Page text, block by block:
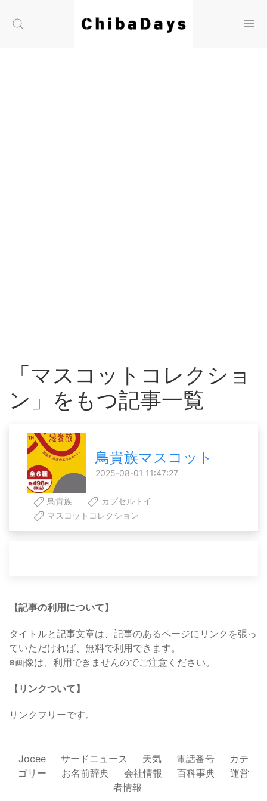
「マスコットコレクショ
ン」をもつ記事一覧
鳥貴族マスコット
2025-08-01 11:47:27
鳥貴族
カプセルトイ
マスコットコレクション
【記事の利用について】
タイトルと記事文章は、記事のあるページにリンクを張っ
ていただければ、無料で利用できます。
※画像は、利用できませんのでご注意ください。
【リンクついて】
リンクフリーです。
Jocee サードニュース 天気 電話番号
カテ
ゴリー
お名前辞典 会社情報 百科事典
運営
者情報